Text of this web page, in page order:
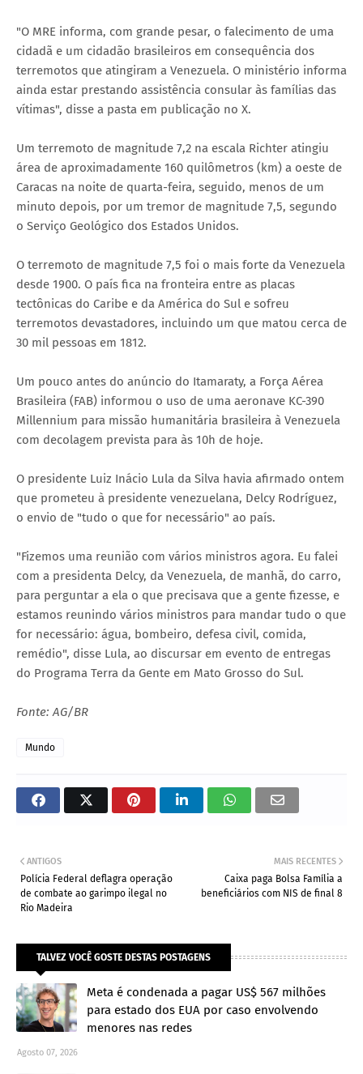
"O MRE informa, com grande pesar, o falecimento de uma
cidadã e um cidadão brasileiros em consequência dos
terremotos que atingiram a Venezuela. O ministério informa
ainda estar prestando assistência consular às famílias das
vítimas", disse a pasta em publicação no X.
Um terremoto de magnitude 7,2 na escala Richter atingiu
área de aproximadamente 160 quilômetros (km) a oeste de
Caracas na noite de quarta-feira, seguido, menos de um
minuto depois, por um tremor de magnitude 7,5, segundo
o Serviço Geológico dos Estados Unidos.
O terremoto de magnitude 7,5 foi o mais forte da Venezuela
desde 1900. O país fica na fronteira entre as placas
tectônicas do Caribe e da América do Sul e sofreu
terremotos devastadores, incluindo um que matou cerca de
30 mil pessoas em 1812.
Um pouco antes do anúncio do Itamaraty, a Força Aérea
Brasileira (FAB) informou o uso de uma aeronave KC-390
Millennium para missão humanitária brasileira à Venezuela
com decolagem prevista para às 10h de hoje.
O presidente Luiz Inácio Lula da Silva havia afirmado ontem
que prometeu à presidente venezuelana, Delcy Rodríguez,
o envio de "tudo o que for necessário" ao país.
"Fizemos uma reunião com vários ministros agora. Eu falei
com a presidenta Delcy, da Venezuela, de manhã, do carro,
para perguntar a ela o que precisava que a gente fizesse, e
estamos reunindo vários ministros para mandar tudo o que
for necessário: água, bombeiro, defesa civil, comida,
remédio", disse Lula, ao discursar em evento de entregas
do Programa Terra da Gente em Mato Grosso do Sul.
Fonte: AG/BR
Mundo
MAIS RECENTES
Caixa paga Bolsa Família a
beneficiários com NIS de final 8
ANTIGOS
Polícia Federal deflagra operação
de combate ao garimpo ilegal no
Rio Madeira
TALVEZ VOCÊ GOSTE DESTAS POSTAGENS
Meta é condenada a pagar US$ 567 milhões
para estado dos EUA por caso envolvendo
menores nas redes
Agosto 07, 2026